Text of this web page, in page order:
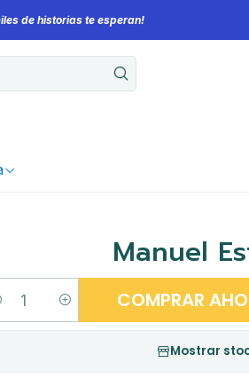
de historias te esperan!
Manuel
COMPRAR
Mostrar